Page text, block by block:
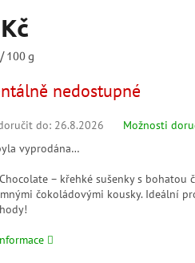
100 g
nedostupné
do: 26.8.2026
Možnosti
vyprodána…
– křehké sušenky s bohatou
čokoládovými kousky. Ideální